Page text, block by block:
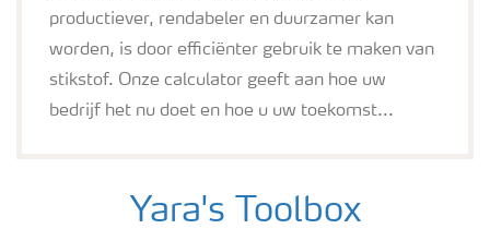
productiever, rendabeler en duurzamer kan
worden, is door efficiënter gebruik te maken van
stikstof. Onze calculator geeft aan hoe uw
bedrijf het nu doet en hoe u uw toekomst...
Yara's Toolbox